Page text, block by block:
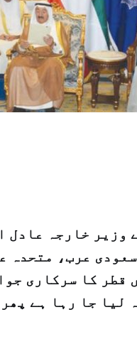
وزیر خارجہ عادل
عرب، متحدہ
قطر کا سرکاری
لیا جا رہا ہے